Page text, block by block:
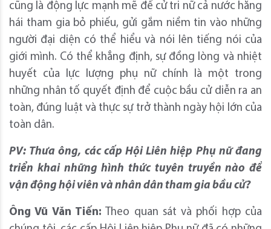
cũng là động lực mạnh mẽ để cử tri nữ cả nước hăng
hái tham gia bỏ phiếu, gửi gắm niềm tin vào những
người đại diện có thể hiểu và nói lên tiếng nói của
giới mình. Có thể khẳng định, sự đồng lòng và nhiệt
huyết của lực lượng phụ nữ chính là một trong
những nhân tố quyết định để cuộc bầu cử diễn ra an
toàn, đúng luật và thực sự trở thành ngày hội lớn của
toàn dân.
PV: Thưa ông, các cấp Hội Liên hiệp Phụ nữ đang
triển khai những hình thức tuyên truyền nào để
vận động hội viên và nhân dân tham gia bầu cử?
Ông Vũ Văn Tiến: Theo quan sát và phối hợp của